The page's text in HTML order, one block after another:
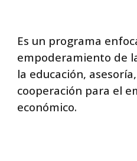
Es un programa
empoderamiento de
la educación,
cooperación para el
económico.